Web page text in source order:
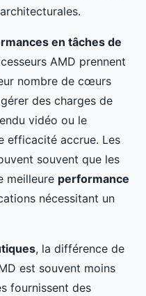
en tâches de
AMD prennent
nombre de cœurs
des charges de
vidéo ou le
efficacité accrue. Les
souvent que les
meilleure performance
nécessitant un
, la différence de
est souvent moins
fournissent des